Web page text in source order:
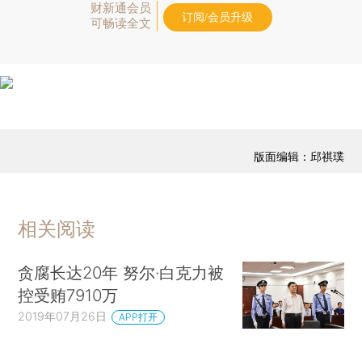
财新通会员
可畅读全文
订阅/会员升级
版面编辑：邱祺璞
相关阅读
贪腐长达20年 努尔·白克力被
控受贿7910万
2019年07月26日 APP打开